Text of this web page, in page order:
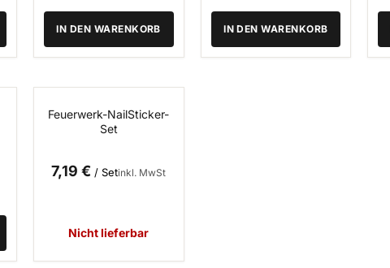
IN DEN WARENKORB IN DEN WARENKORB
Feuerwerk-NailSticker-
Set
7,19 € / Setinkl. MwSt
Nicht lieferbar